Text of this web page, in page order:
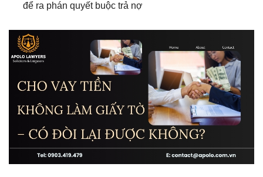
để ra phán quyết buộc trả nợ